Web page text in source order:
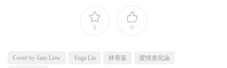
0 0
Cover by Jane Liew Yoga Lin 林宥嘉 愛情進化論